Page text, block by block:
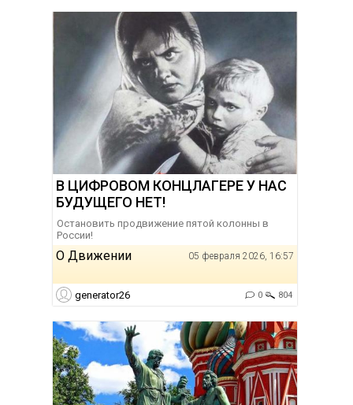
В ЦИФРОВОМ КОНЦЛАГЕРЕ У НАС
БУДУЩЕГО НЕТ!
Остановить продвижение пятой колонны в
России!
О Движении 05 февраля 2026, 16:57
generator26 0 804